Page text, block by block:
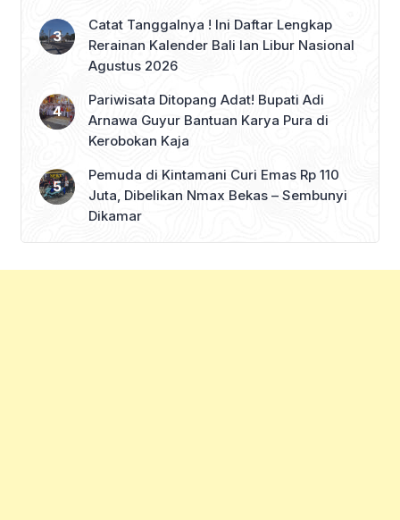
Catat Tanggalnya ! Ini Daftar Lengkap
Rerainan Kalender Bali lan Libur Nasional
Agustus 2026
Pariwisata Ditopang Adat! Bupati Adi
Arnawa Guyur Bantuan Karya Pura di
Kerobokan Kaja
Pemuda di Kintamani Curi Emas Rp 110
Juta, Dibelikan Nmax Bekas – Sembunyi
Dikamar